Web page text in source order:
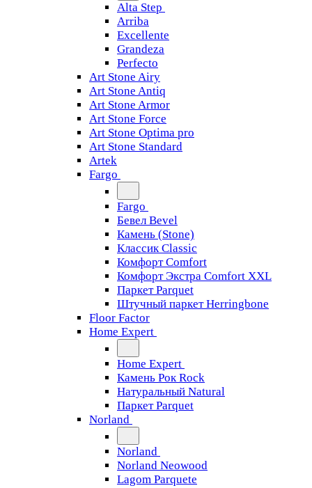
Alta Step
Arriba
Excellente
Grandeza
Perfecto
Art Stone Airy
Art Stone Antiq
Art Stone Armor
Art Stone Force
Art Stone Optima pro
Art Stone Standard
Artek
Fargo
Fargo
Бевел Bevel
Камень (Stone)
Классик Classic
Комфорт Comfort
Комфорт Экстра Comfort XXL
Паркет Parquet
Штучный паркет Herringbone
Floor Factor
Home Expert
Home Expert
Камень Рок Rock
Натуральный Natural
Паркет Parquet
Norland
Norland
Norland Neowood
Lagom Parquete